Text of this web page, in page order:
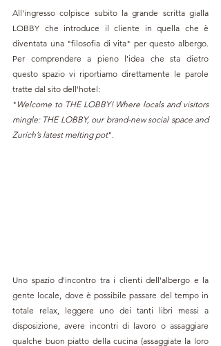
All'ingresso colpisce subito la grande scritta gialla
LOBBY che introduce il cliente in quella che è
diventata una "filosofia di vita" per questo albergo.
Per comprendere a pieno l'idea che sta dietro
questo spazio vi riportiamo direttamente le parole
tratte dal sito dell'hotel:
" Welcome to THE LOBBY! Where locals and visitors
mingle: THE LOBBY, our brand-new social space and
Zurich’s latest melting pot".
Uno spazio d'incontro tra i clienti dell'albergo e la
gente locale, dove è possibile passare del tempo in
totale relax, leggere uno dei tanti libri messi a
disposizione, avere incontri di lavoro o assaggiare
qualche buon piatto della cucina (assaggiate la loro